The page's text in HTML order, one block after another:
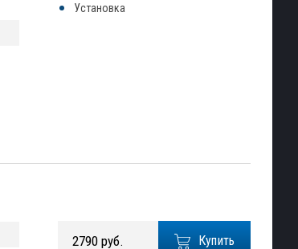
Установка
Купить
2790 руб.